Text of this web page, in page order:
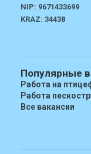
NIP: 9671433699
KRAZ: 34438
Популярные
Работа на
Работа
Все вакансии